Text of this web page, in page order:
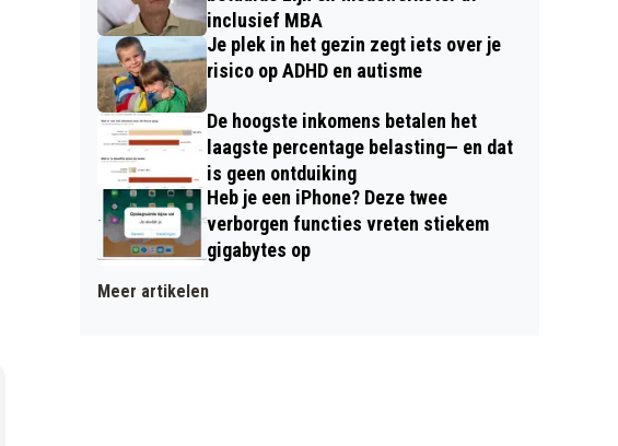
inclusief MBA
Je plek in het gezin zegt iets over je
risico op ADHD en autisme
De hoogste inkomens betalen het
laagste percentage belasting— en dat
is geen ontduiking
Heb je een iPhone? Deze twee
verborgen functies vreten stiekem
gigabytes op
Meer artikelen